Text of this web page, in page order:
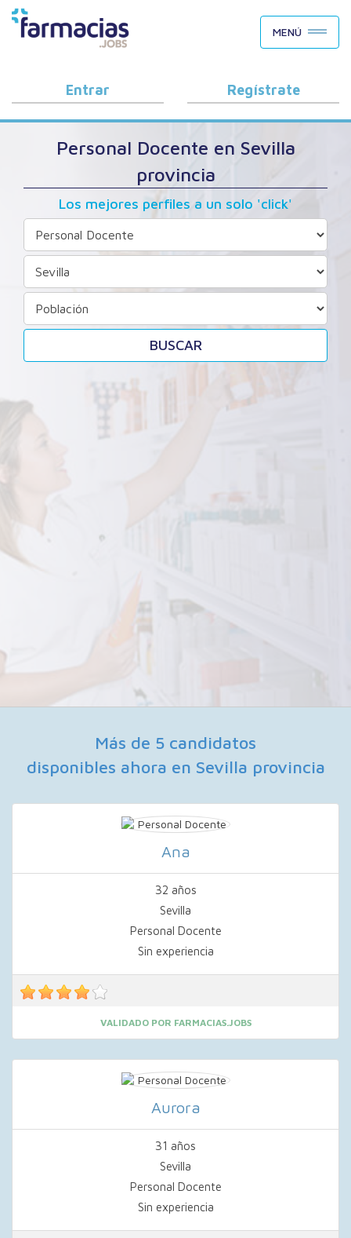
BUSCAR CANDIDATOS
OFERTAS DE EMPLEO
COMO FUNCIONA
PORQUÉ FARMACIAS.JOBS
MENÚ
Entrar Regístrate
Personal Docente en Sevilla
provincia
Los mejores perfiles a un solo 'click'
BUSCAR
Más de 5 candidatos
disponibles ahora en Sevilla provincia
Ana
32 años
Sevilla
Personal Docente
Sin experiencia
VALIDADO POR FARMACIAS.JOBS
Aurora
31 años
Sevilla
Personal Docente
Sin experiencia